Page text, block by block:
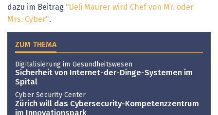
dazu im Beitrag "Ueli Maurer wird Chef von Mr. oder
Mrs. Cyber".
ZUM THEMA
Digitalisierung im Gesundheitswesen
Sicherheit von Internet-der-Dinge-Systemen im
Spital
Cyber Security Center
Zürich will das Cybersecurity-Kompetenzzentrum
im Innovationspark